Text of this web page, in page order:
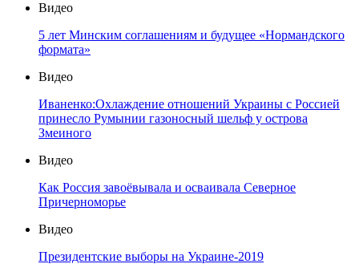
Видео
5 лет Минским соглашениям и будущее «Нормандского
формата»
Видео
Иваненко:Охлаждение отношений Украины с Россией
принесло Румынии газоносный шельф у острова
Змеиного
Видео
Как Россия завоёвывала и осваивала Северное
Причерноморье
Видео
Президентские выборы на Украине-2019